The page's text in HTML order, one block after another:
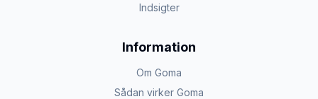
Indsigter
Information
Om Goma
Sådan virker Goma